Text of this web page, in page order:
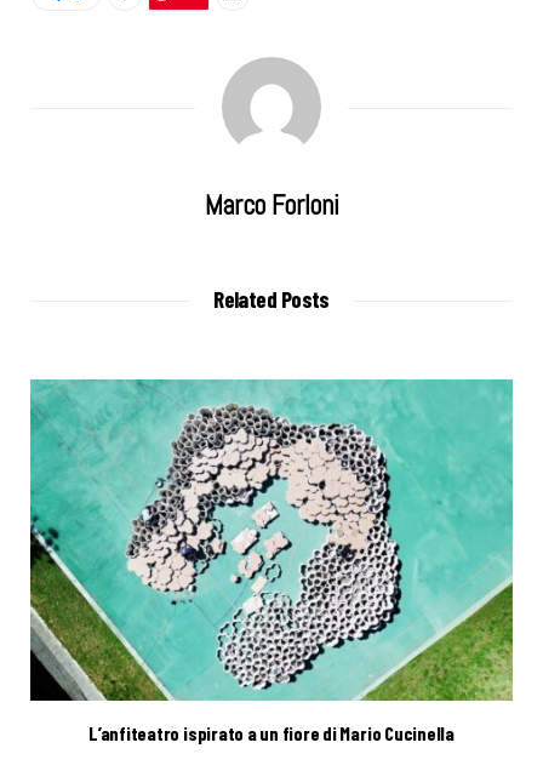
Marco Forloni
Related Posts
L’anfiteatro ispirato a un fiore di Mario Cucinella